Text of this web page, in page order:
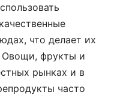
что делает их
Овощи, фрукты и
рынках и в
часто